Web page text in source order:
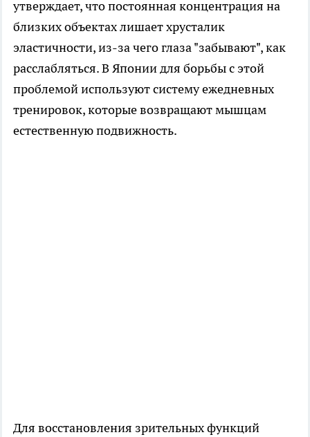
утверждает, что постоянная концентрация на
близких объектах лишает хрусталик
эластичности, из-за чего глаза "забывают", как
расслабляться. В Японии для борьбы с этой
проблемой используют систему ежедневных
тренировок, которые возвращают мышцам
естественную подвижность.
Для восстановления зрительных функций